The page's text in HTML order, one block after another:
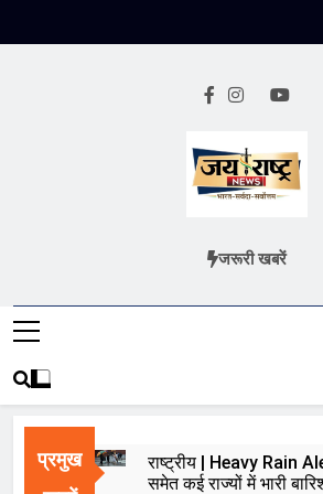
Jai
हिंदी समाचार
जरूरी खबरें
प्रमुख
राष्ट्रीय | Heavy Rain
समेत कई राज्यों में भारी